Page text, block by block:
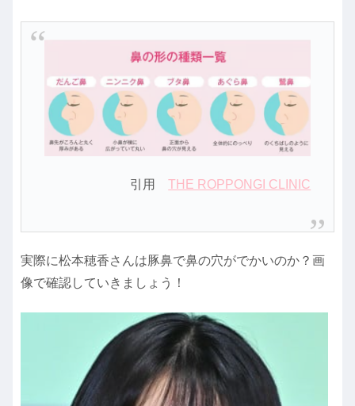
引用THE ROPPONGI CLINIC
実際に松本穂香さんは豚鼻で鼻の穴がでかいのか？画
像で確認していきましょう！